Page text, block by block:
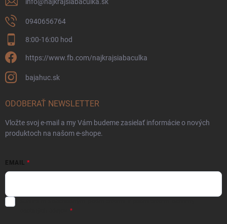
0940656764
8:00-16:00 hod
https://www.fb.com/najkrajsiabaculka
bajahuc.sk
ODOBERAŤ NEWSLETTER
Vložte svoj e-mail a my Vám budeme zasielať informácie o nových
produktoch na našom e-shope.
EMAIL